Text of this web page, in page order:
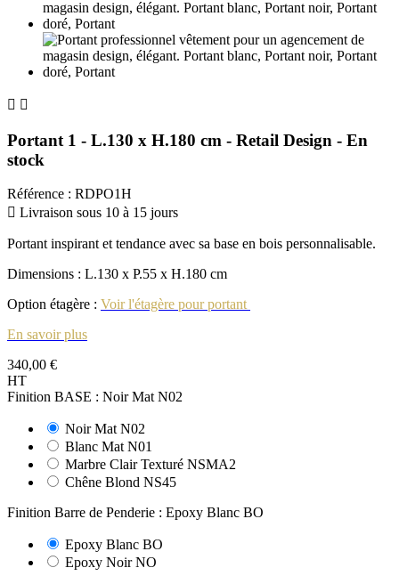
 
Portant 1 - L.130 x H.180 cm - Retail Design - En
stock
Référence : RDPO1H
 Livraison sous 10 à 15 jours
Portant inspirant et tendance avec sa base en bois personnalisable.
Dimensions : L.130 x P.55 x H.180 cm
Option étagère : Voir l'étagère pour portant
En savoir plus
340,00 €
HT
Finition BASE : Noir Mat N02
Noir Mat N02
Blanc Mat N01
Marbre Clair Texturé NSMA2
Chêne Blond NS45
Finition Barre de Penderie : Epoxy Blanc BO
Epoxy Blanc BO
Epoxy Noir NO